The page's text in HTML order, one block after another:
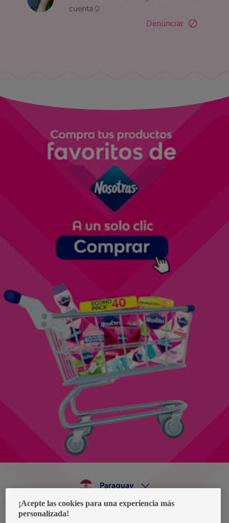
cuenta☺
Denunciar
Política de privacidad de datos
Paraguay
¡Acepte las cookies para una experiencia más
personalizada!